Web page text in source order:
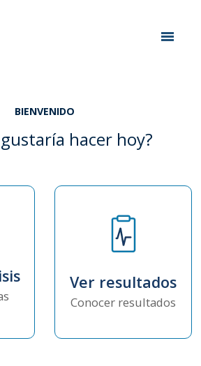
BIENVENIDO
hacer hoy?
Ver resultados
Conocer resultados